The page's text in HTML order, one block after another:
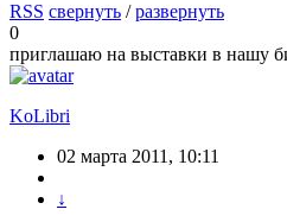
RSS свернуть /развернуть
0
приглашаю на выставки в нашу
KoLibri
02 марта 2011, 10:11
↓